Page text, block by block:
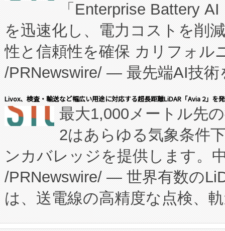
たNeXは、バイオ医薬品製造
従来のフェッドバッチ施設の
に、患者やサプライチェーン
キー方式で拡張性が高く、持
す。FCCM‑を活用した現地生
患者にとっての費用負担を大
のアクセスを大幅に拡大する
Fully-Connected Continuous
プログラムには、施設設計・
に関する技術移転および知的
構造化トレーニングカリキュ
「Enterprise Battery
を迅速化し、電力コストを削
性と信頼性を確保 カリフォル
/PRNewswire/ — 最先端AI技術
会社エーアイ・アンド：本社
President原信平）と、エンタ
ードするVoltaiqは、日本にあ
ーエネルギー貯蔵システム（
た。 Voltaiq独自のAI搭載プラ
定、統合、導入、運用に至る
安全性を追跡し、確保する事
Livox、検査・輸送など幅広い用途に対応する超長距離LiDAR「Avia 2」を
最大1,000メートル先
2はあらゆる気象条件
ンカバレッジを提供します。
/PRNewswire/ — 世界有数の
は、送電線の高精度な点検、
や穀物倉庫におけるバルク材